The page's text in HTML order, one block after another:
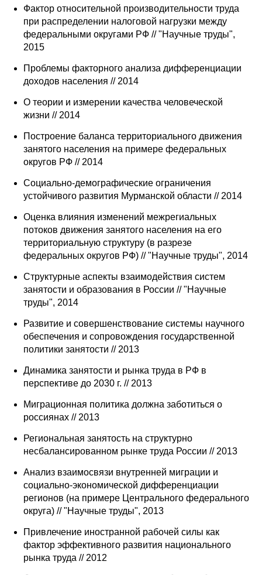
Фактор относительной производительности труда
при распределении налоговой нагрузки между
федеральными округами РФ // "Научные труды",
2015
Проблемы факторного анализа дифференциации
доходов населения // 2014
О теории и измерении качества человеческой
жизни // 2014
Построение баланса территориального движения
занятого населения на примере федеральных
округов РФ // 2014
Социально-демографические ограничения
устойчивого развития Мурманской области // 2014
Оценка влияния изменений межрегиальных
потоков движения занятого населения на его
территориальную структуру (в разрезе
федеральных округов РФ) // "Научные труды", 2014
Структурные аспекты взаимодействия систем
занятости и образования в России // "Научные
труды", 2014
Развитие и совершенствование системы научного
обеспечения и сопровождения государственной
политики занятости // 2013
Динамика занятости и рынка труда в РФ в
перспективе до 2030 г. // 2013
Миграционная политика должна заботиться о
россиянах // 2013
Региональная занятость на структурно
несбалансированном рынке труда России // 2013
Анализ взаимосвязи внутренней миграции и
социально-экономической дифференциации
регионов (на примере Центрального федерального
округа) // "Научные труды", 2013
Привлечение иностранной рабочей силы как
фактор эффективного развития национального
рынка труда // 2012